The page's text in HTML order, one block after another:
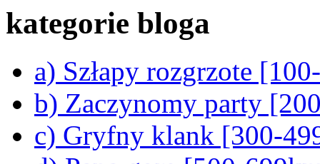
kategorie bloga
a) Szłapy rozgrzote
b) Zaczynomy party
c) Gryfny klank [300-